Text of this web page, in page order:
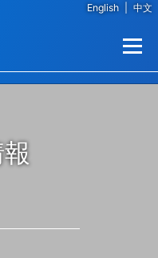
English
中文
メニュー